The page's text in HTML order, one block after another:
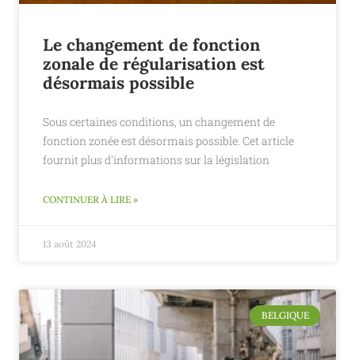
Le changement de fonction
zonale de régularisation est
désormais possible
Sous certaines conditions, un changement de
fonction zonée est désormais possible. Cet article
fournit plus d'informations sur la législation
CONTINUER À LIRE »
13 août 2024
BELGIQUE